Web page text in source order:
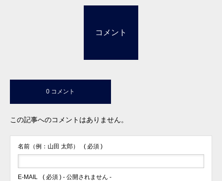
コメント
0 コメント
この記事へのコメントはありません。
名前（例：山田 太郎） ( 必須 )
E-MAIL ( 必須 ) - 公開されません -